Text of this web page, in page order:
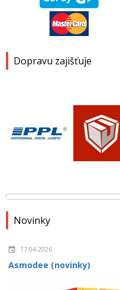
Dopravu zajišťuje
Novinky
17.04.2026
Asmodee (novinky)